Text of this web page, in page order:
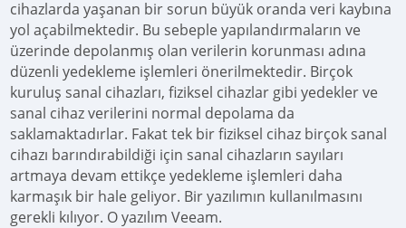
cihazlarda yaşanan bir sorun büyük oranda veri kaybına
yol açabilmektedir. Bu sebeple yapılandırmaların ve
üzerinde depolanmış olan verilerin korunması adına
düzenli yedekleme işlemleri önerilmektedir. Birçok
kuruluş sanal cihazları, fiziksel cihazlar gibi yedekler ve
sanal cihaz verilerini normal depolama da
saklamaktadırlar. Fakat tek bir fiziksel cihaz birçok sanal
cihazı barındırabildiği için sanal cihazların sayıları
artmaya devam ettikçe yedekleme işlemleri daha
karmaşık bir hale geliyor. Bir yazılımın kullanılmasını
gerekli kılıyor. O yazılım Veeam.